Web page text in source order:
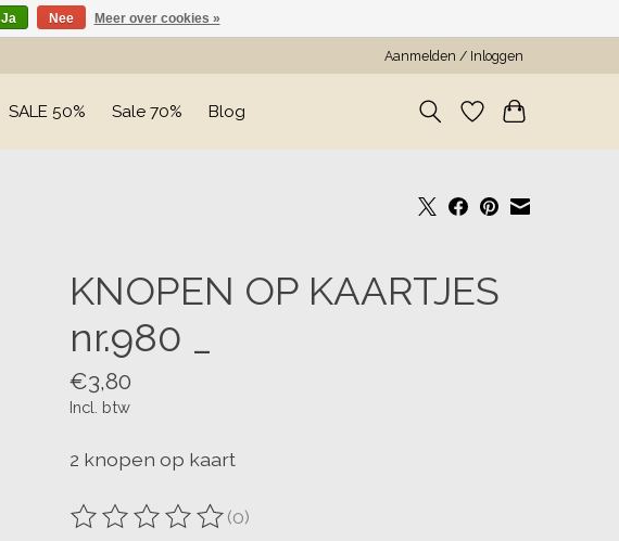
Aanmelden / Inloggen
SALE 50% Sale 70% Blog
KNOPEN OP KAARTJES
nr.980 _
€3,80
Incl. btw
2 knopen op kaart
De beoordeling van dit product is
(0)
Ja Nee Meer over cookies »